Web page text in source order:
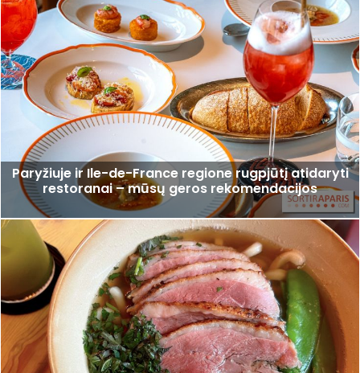
Paryžiuje ir Ile-de-France regione rugpjūtį atidaryti
restoranai – mūsų geros rekomendacijos